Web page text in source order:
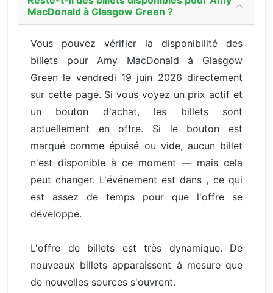
MacDonald à Glasgow Green ?
Vous pouvez vérifier la disponibilité des
billets pour Amy MacDonald à Glasgow
Green le vendredi 19 juin 2026 directement
sur cette page. Si vous voyez un prix actif et
un bouton d'achat, les billets sont
actuellement en offre. Si le bouton est
marqué comme épuisé ou vide, aucun billet
n'est disponible à ce moment — mais cela
peut changer. L'événement est dans , ce qui
est assez de temps pour que l'offre se
développe.
L'offre de billets est très dynamique. De
nouveaux billets apparaissent à mesure que
de nouvelles sources s'ouvrent.